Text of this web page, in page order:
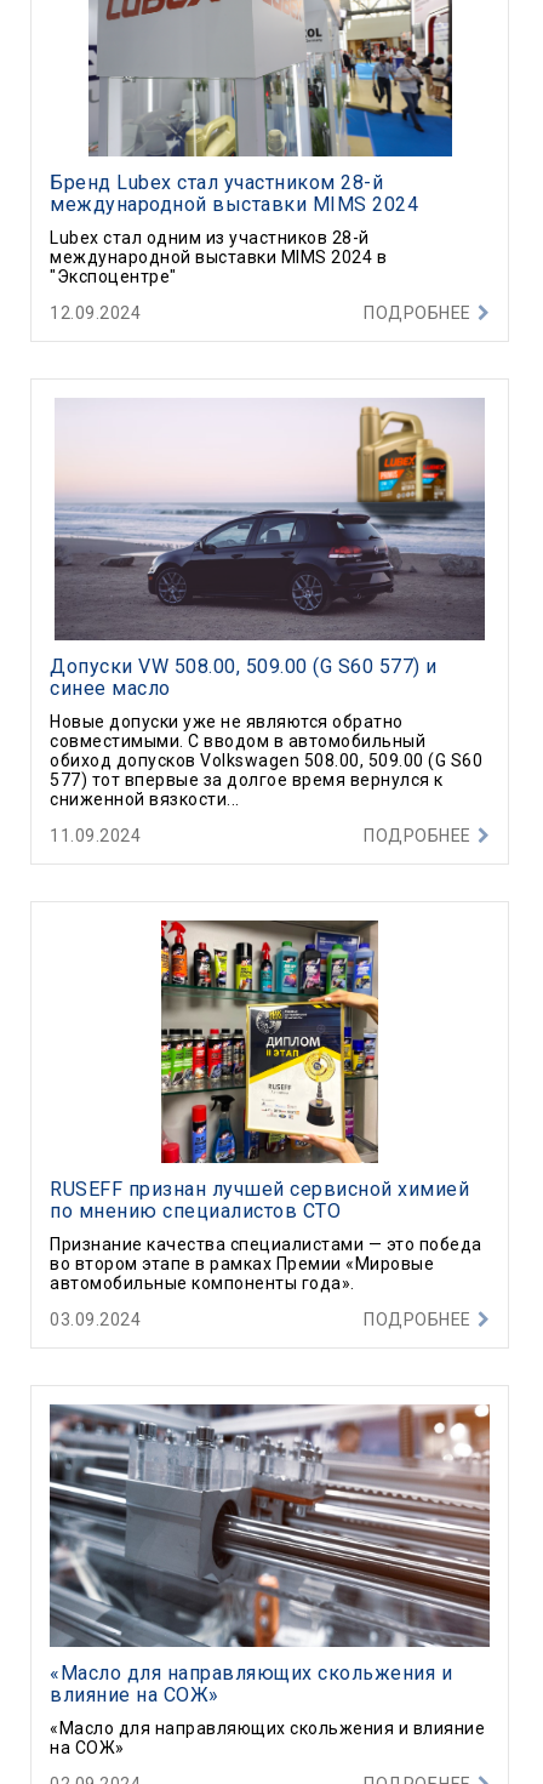
Бренд Lubex стал участником 28-й
международной выставки MIMS 2024
Lubex стал одним из участников 28-й
международной выставки MIMS 2024 в
"Экспоцентре"
12.09.2024
ПОДРОБНЕЕ
Допуски VW 508.00, 509.00 (G S60 577) и
синее масло
Новые допуски уже не являются обратно
совместимыми. C вводом в автомобильный
обиход допусков Volkswagen 508.00, 509.00 (G S60
577) тот впервые за долгое время вернулся к
сниженной вязкости...
11.09.2024
ПОДРОБНЕЕ
RUSEFF признан лучшей сервисной химией
по мнению специалистов СТО
Признание качества специалистами — это победа
во втором этапе в рамках Премии «Мировые
автомобильные компоненты года».
03.09.2024
ПОДРОБНЕЕ
«Масло для направляющих скольжения и
влияние на СОЖ»
«Масло для направляющих скольжения и влияние
на СОЖ»